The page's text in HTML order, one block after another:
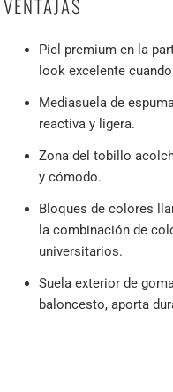
VENTAJAS
Piel premium en la
look excelente
Mediasuela de
reactiva y ligera.
Zona del tobillo
y cómodo.
Bloques de colores
la combinación de
universitarios.
Suela exterior de
baloncesto, aporta